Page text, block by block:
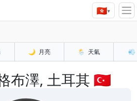
🇭🇰▾
🌙 月亮 🌦️ 天氣 💨
布澤, 土耳其 🇹🇷